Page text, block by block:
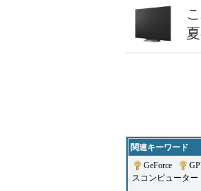
関連キーワード
GeForce
スコンピューター